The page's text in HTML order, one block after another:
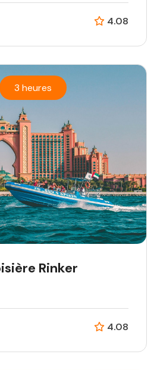
4.08
3 heures
Rinker
4.08